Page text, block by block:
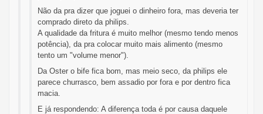
Não da pra dizer que joguei o dinheiro fora, mas deveria ter
comprado direto da philips.
A qualidade da fritura é muito melhor (mesmo tendo menos
potência), da pra colocar muito mais alimento (mesmo
tento um "volume menor").
Da Oster o bife fica bom, mas meio seco, da philips ele
parece churrasco, bem assadio por fora e por dentro fica
macia.
E já respondendo: A diferença toda é por causa daquele